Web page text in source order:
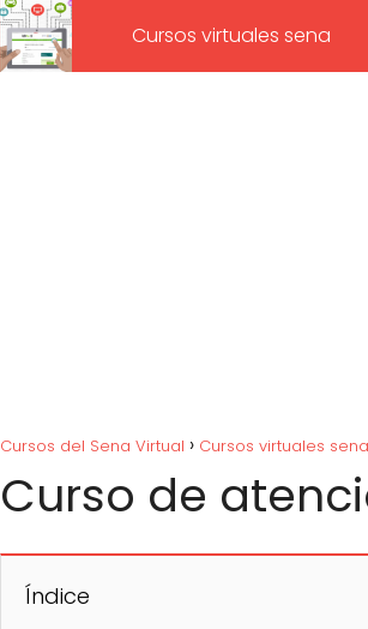
Cursos virtuales sena
Cursos del Sena Virtual Cursos virtuales sena
Curso de
Índice